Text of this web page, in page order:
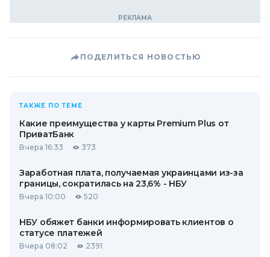
ПОДЕЛИТЬСЯ НОВОСТЬЮ
ТАКЖЕ ПО ТЕМЕ
Какие преимущества у карты Premium Plus от
ПриватБанк
Вчера 16:33 373
Заработная плата, получаемая украинцами из-за
границы, сократилась на 23,6% - НБУ
Вчера 10:00 520
НБУ обяжет банки информировать клиентов о
статусе платежей
Вчера 08:02 2391